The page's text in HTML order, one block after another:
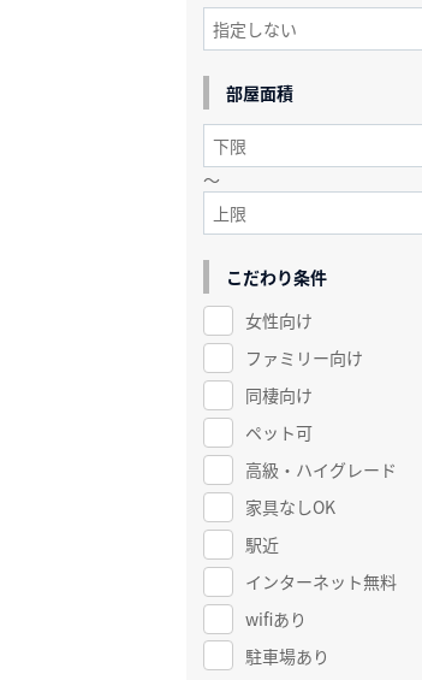
部屋面積
～
こだわり条件
女性向け
ファミリー向け
同棲向け
ペット可
高級・ハイグレード
家具なしOK
駅近
インターネット無料
wifiあり
駐車場あり